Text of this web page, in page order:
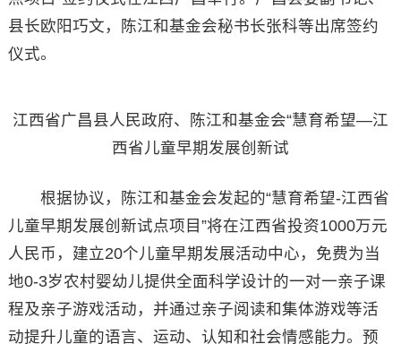
县长欧阳巧文，陈江和基金会秘书长张科等出席签约
仪式。
江西省广昌县人民政府、陈江和基金会“慧育希望—江
西省儿童早期发展创新试
根据协议，陈江和基金会发起的“慧育希望-江西省
儿童早期发展创新试点项目”将在江西省投资1000万元
人民币，建立20个儿童早期发展活动中心，免费为当
地0-3岁农村婴幼儿提供全面科学设计的一对一亲子课
程及亲子游戏活动，并通过亲子阅读和集体游戏等活
动提升儿童的语言、运动、认知和社会情感能力。预